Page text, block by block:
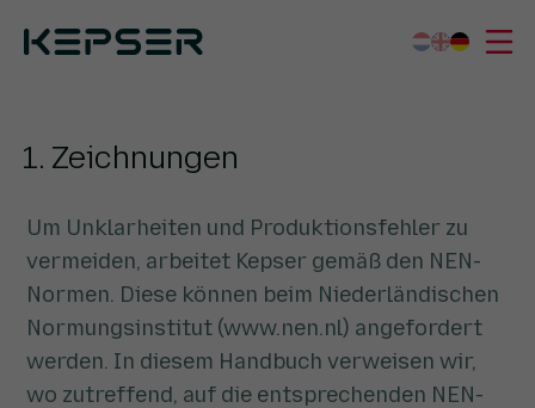
Sektoren
Wer wir sind
Arbeiten bei
1. Zeichnungen
Um Unklarheiten und Produktionsfehler zu
vermeiden, arbeitet Kepser gemäß den NEN-
Normen. Diese können beim Niederländischen
Normungsinstitut (www.nen.nl) angefordert
werden. In diesem Handbuch verweisen wir,
wo zutreffend, auf die entsprechenden NEN-